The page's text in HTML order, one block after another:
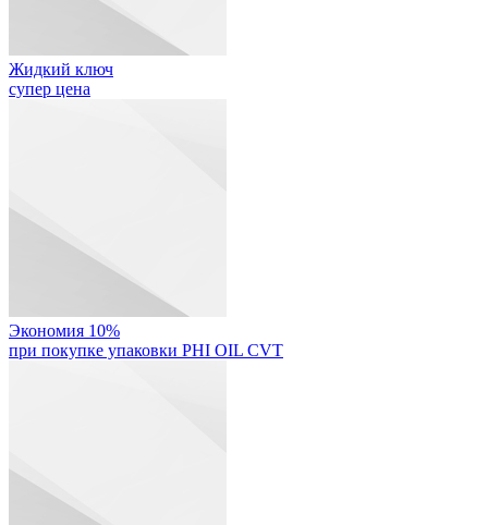
Жидкий ключ
супер цена
Экономия 10%
при покупке упаковки PHI OIL CVT